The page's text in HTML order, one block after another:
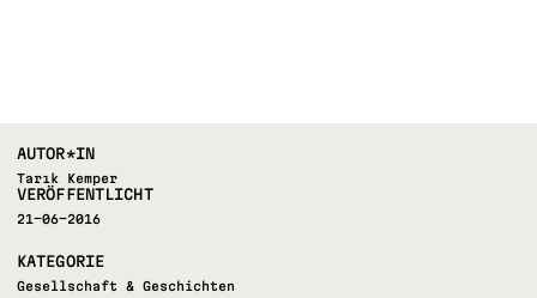
AUTOR*IN
Tarık Kemper
VERÖFFENTLICHT
21-06-2016
KATEGORIE
Gesellschaft & Geschichten